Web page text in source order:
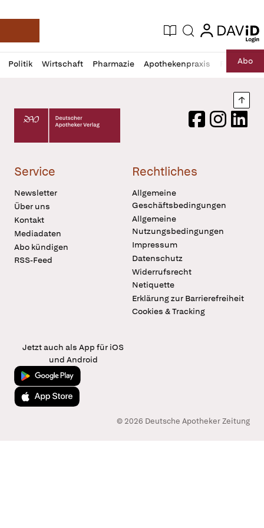
Deutsche Apotheker Zeitung
Aktuelle Ausgabe
Suche login
login
Politik Wirtschaft Pharmazie Apothekenpraxis RechtAbo
Profil
öffnen
Daz
Pur
Deutscher Apotheker Verlag Logo
FacebookInstagram
Service
Newsletter
Über uns
Kontakt
Mediadaten
Abo kündigen
RSS-Feed
Rechtliches
Allgemeine
Geschäftsbedingungen
Allgemeine
Nutzungsbedingungen
Impressum
Datenschutz
Widerrufsrecht
Netiquette
Erklärung zur Barrierefreiheit
Cookies & Tracking
Jetzt auch als App für iOS
und Android
Jetzt bei Google Play
Laden im App Store
© 2026 Deutsche Apotheker Zeitung